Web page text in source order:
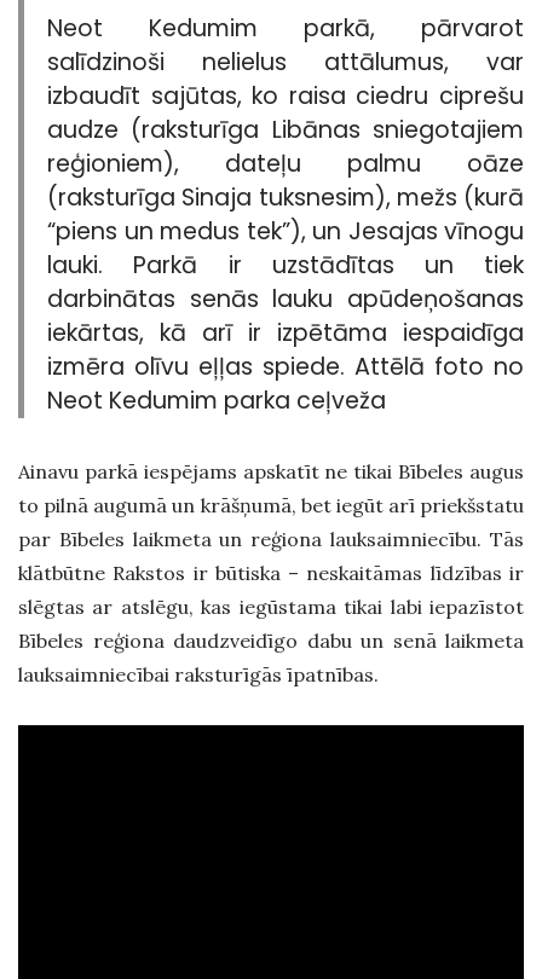
Neot Kedumim parkā, pārvarot
salīdzinoši nelielus attālumus, var
izbaudīt sajūtas, ko raisa ciedru ciprešu
audze (raksturīga Libānas sniegotajiem
reģioniem), dateļu palmu oāze
(raksturīga Sinaja tuksnesim), mežs (kurā
“piens un medus tek”), un Jesajas vīnogu
lauki. Parkā ir uzstādītas un tiek
darbinātas senās lauku apūdeņošanas
iekārtas, kā arī ir izpētāma iespaidīga
izmēra olīvu eļļas spiede. Attēlā foto no
Neot Kedumim parka ceļveža
Ainavu parkā iespējams apskatīt ne tikai Bībeles augus
to pilnā augumā un krāšņumā, bet iegūt arī priekšstatu
par Bībeles laikmeta un reģiona lauksaimniecību. Tās
klātbūtne Rakstos ir būtiska – neskaitāmas līdzības ir
slēgtas ar atslēgu, kas iegūstama tikai labi iepazīstot
Bībeles reģiona daudzveidīgo dabu un senā laikmeta
lauksaimniecībai raksturīgās īpatnības.